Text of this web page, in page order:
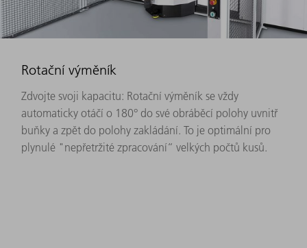
Rotační výměník
Zdvojte svoji kapacitu: Rotační výměník se vždy
automaticky otáčí o 180° do své obráběcí polohy uvnitř
buňky a zpět do polohy zakládání. To je optimální pro
plynulé "nepřetržité zpracování“ velkých počtů kusů.